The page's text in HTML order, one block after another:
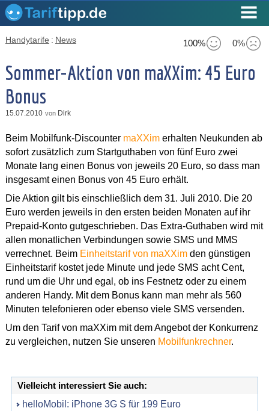
100% 0%
Handytarife : News
Sommer-Aktion von maXXim: 45 Euro
Bonus
15.07.2010 von Dirk
Beim Mobilfunk-Discounter maXXim erhalten Neukunden ab
sofort zusätzlich zum Startguthaben von fünf Euro zwei
Monate lang einen Bonus von jeweils 20 Euro, so dass man
insgesamt einen Bonus von 45 Euro erhält.
Die Aktion gilt bis einschließlich dem 31. Juli 2010. Die 20
Euro werden jeweils in den ersten beiden Monaten auf ihr
Prepaid-Konto gutgeschrieben. Das Extra-Guthaben wird mit
allen monatlichen Verbindungen sowie SMS und MMS
verrechnet. Beim Einheitstarif von maXXimden günstigen
Einheitstarif kostet jede Minute und jede SMS acht Cent,
rund um die Uhr und egal, ob ins Festnetz oder zu einem
anderen Handy. Mit dem Bonus kann man mehr als 560
Minuten telefonieren oder ebenso viele SMS versenden.
Um den Tarif von maXXim mit dem Angebot der Konkurrenz
zu vergleichen, nutzen Sie unseren Mobilfunkrechner.
Vielleicht interessiert Sie auch:
helloMobil: iPhone 3G S für 199 Euro